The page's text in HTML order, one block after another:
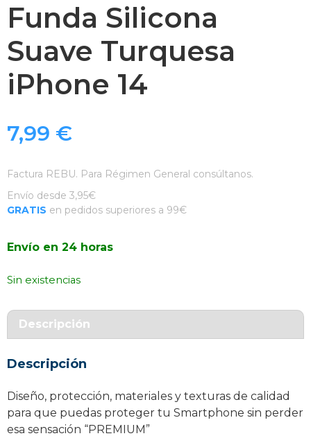
Funda Silicona
Suave Turquesa
iPhone 14
7,99 €
Factura REBU. Para Régimen General consúltanos.
Envío desde 3,95€
GRATIS en pedidos superiores a 99€
Envío en 24 horas
Sin existencias
Descripción
Descripción
Diseño, protección, materiales y texturas de calidad
para que puedas proteger tu Smartphone sin perder
esa sensación “PREMIUM”
Accesorios
Garantía Zaraphone